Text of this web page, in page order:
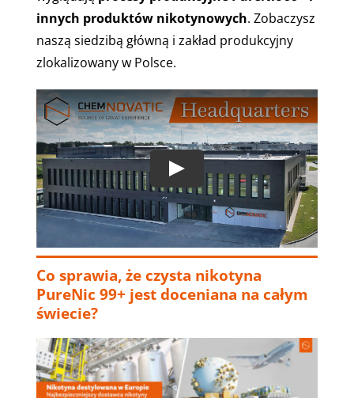
innych produktów nikotynowych. Zobaczysz
naszą siedzibą główną i zakład produkcyjny
zlokalizowany w Polsce.
Play
Co sprawia, że czysta nikotyna
PureNic 99+ jest doceniana na całym
świecie?